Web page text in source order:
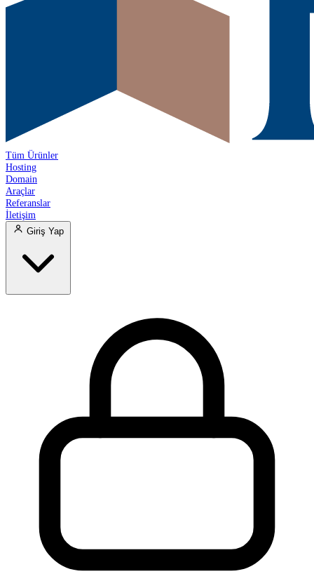
Tüm Ürünler
Hosting
Domain
Araçlar
Referanslar
İletişim
Giriş Yap